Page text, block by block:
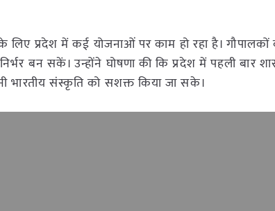
प्रदेश में कई योजनाओं पर काम हो रहा है। गौपालकों
बन सकें। उन्होंने घोषणा की कि प्रदेश में पहली बार
भारतीय संस्कृति को सशक्त किया जा सके।